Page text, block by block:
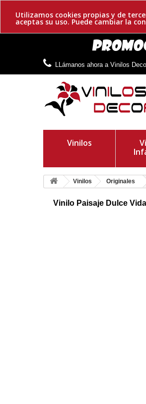
Utilizamos cookies propias y de
aceptas su uso. Puede cambiar la
LLámanos ahora a Vinilos
Vinilos
Vinilos Originales
Vinilo Paisaje Dulce Vida